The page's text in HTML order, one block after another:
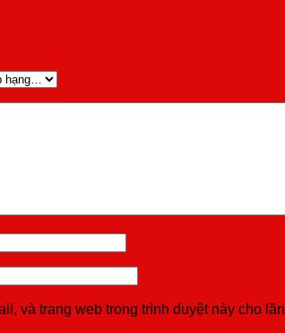
và trang web trong trình duyệt này cho